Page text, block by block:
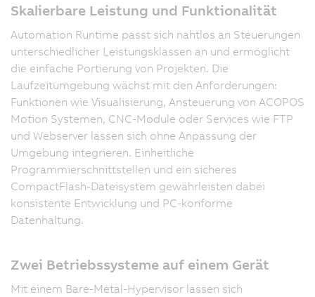
Skalierbare Leistung und Funktionalität
Automation Runtime passt sich nahtlos an Steuerungen
unterschiedlicher Leistungsklassen an und ermöglicht
die einfache Portierung von Projekten. Die
Laufzeitumgebung wächst mit den Anforderungen:
Funktionen wie Visualisierung, Ansteuerung von ACOPOS
Motion Systemen, CNC-Module oder Services wie FTP
und Webserver lassen sich ohne Anpassung der
Umgebung integrieren. Einheitliche
Programmierschnittstellen und ein sicheres
CompactFlash-Dateisystem gewährleisten dabei
konsistente Entwicklung und PC-konforme
Datenhaltung.
Zwei Betriebssysteme auf einem Gerät
Mit einem Bare-Metal-Hypervisor lassen sich